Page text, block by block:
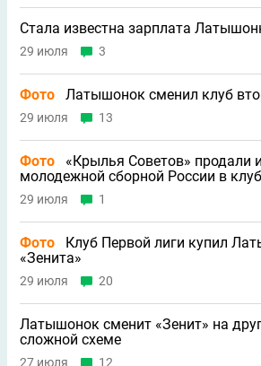
Стала известна зарплата
29 июля 3
Фото Латышонок сменил клуб
29 июля 13
Фото
«Крылья Советов» продали
молодежной сборной России в
29 июля 1
Фото
Клуб Первой лиги купил
«Зенита»
29 июля 20
Латышонок сменит «Зенит» на
сложной схеме
27 июля 12